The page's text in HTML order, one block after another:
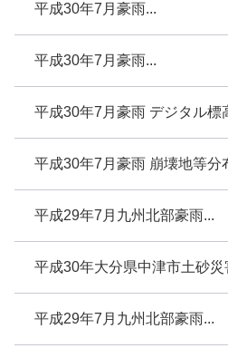
平成30年7月豪雨...
平成30年7月豪雨...
平成30年7月豪雨 デジタル標
平成30年7月豪雨 崩壊地等分
平成29年7月九州北部豪雨...
平成30年大分県中津市土砂
平成29年7月九州北部豪雨...